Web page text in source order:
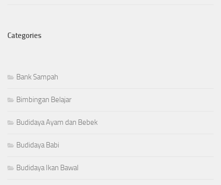
Categories
Bank Sampah
Bimbingan Belajar
Budidaya Ayam dan Bebek
Budidaya Babi
Budidaya Ikan Bawal